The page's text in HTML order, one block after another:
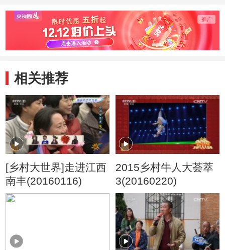
相关推荐
[乡村大世界]走进江西
南丰(20160116)
2015乡村牛人大荟萃
3(20160220)